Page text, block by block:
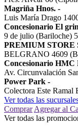
Magriña Hnos. -
Luis María Drago
Concesionario El
9 de julio (Bariloche)
PREMIUM STORE
BELGRANO 4609
Concesionario
Av. Circunvalación
Power Park -
Colectora Este Ramal
Ver todas las
Comprar Agregar al
Ver todas las